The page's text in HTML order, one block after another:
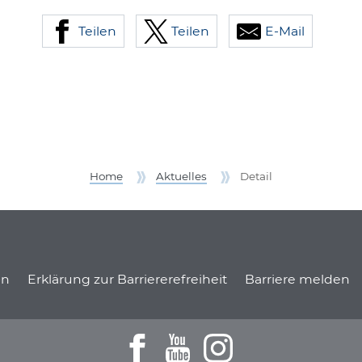
Teilen Teilen E-Mail
Home Aktuelles Detail
Erklärung zur Barriererefreiheit Barriere melden
Zum Facebookprofil der DSH
Zu den Youtube-Filmen der
Zum Instagramprofil